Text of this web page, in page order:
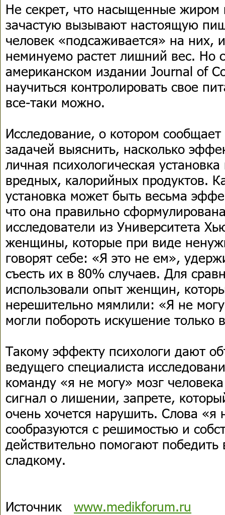
Не секрет, что насыщенные жиром
зачастую вызывают настоящую
человек «подсаживается» на них,
неминуемо растет лишний вес. Но
американском издании Journal of
научиться контролировать свое
все-таки можно.
Исследование, о котором сообщает
задачей выяснить, насколько
личная психологическая
вредных, калорийных продуктов.
установка может быть весьма
что она правильно
исследователи из Университета
женщины, которые при виде
говорят себе: «Я это не ем»,
съесть их в 80% случаев. Для
использовали опыт женщин,
нерешительно мямлили: «Я не
могли побороть искушение только
Такому эффекту психологи дают
ведущего специалиста
команду «я не могу» мозг
сигнал о лишении, запрете,
очень хочется нарушить. Слова «я
сообразуются с решимостью и
действительно помогают
сладкому.
Источник www.medikforum.ru